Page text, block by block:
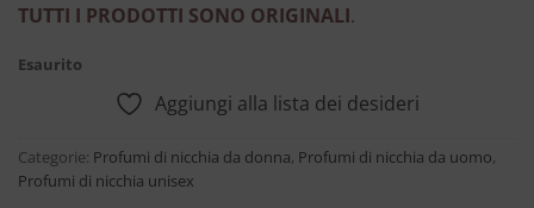
TUTTI I PRODOTTI SONO ORIGINALI.
Esaurito
Aggiungi alla lista dei desideri
Categorie: Profumi di nicchia da donna, Profumi di nicchia da uomo,
Profumi di nicchia unisex